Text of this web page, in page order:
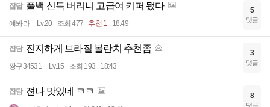
잡담 풀백 신특 버리니 고급여 키퍼 됐다
얘봐라 Lv.20 조회 477 추천 1 18:49
5
댓글
잡담 진지하게 브라질 볼란치 추천좀
짱구34531 Lv.15 조회 193 18:43
3
댓글
잡담 젼나 맛있네 ㅋㅋ 8
댓글